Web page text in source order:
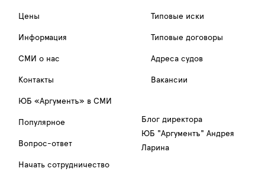
Цены
Информация
СМИ о нас
Контакты
Типовые иски
Типовые договоры
Адреса судов
Вакансии
ЮБ «Аргументъ» в СМИ
Популярное
Вопрос-ответ
Начать сотрудничество
Блог директора
ЮБ "Аргументъ" Андрея
Ларина